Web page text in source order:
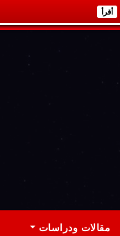
أقرأ
مقالات ودراسات